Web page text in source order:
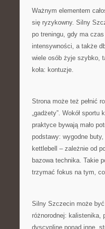
Ważnym elementem
się ryzykowny. Silny
po treningu, gdy ma
intensywności, a także
wiele osób żyje szybko,
koła: kontuzje.
Strona może też pełnić
„gadżety”. Wokół
praktyce bywają mało
podstawy: wygodne
kettlebell – zależnie od
bazowa technika. Takie
trzymać fokus na tym, co
Silny Szczecin może
różnorodnej: kalistenika,
dyscyplinę ponad inne,